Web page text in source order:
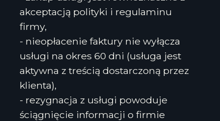
akceptacją polityki i regulaminu
firmy,
- nieopłacenie faktury nie wyłącza
usługi na okres 60 dni (usługa jest
aktywna z treścią dostarczoną przez
klienta),
- rezygnacja z usługi powoduje
ściągnięcie informacji o firmie